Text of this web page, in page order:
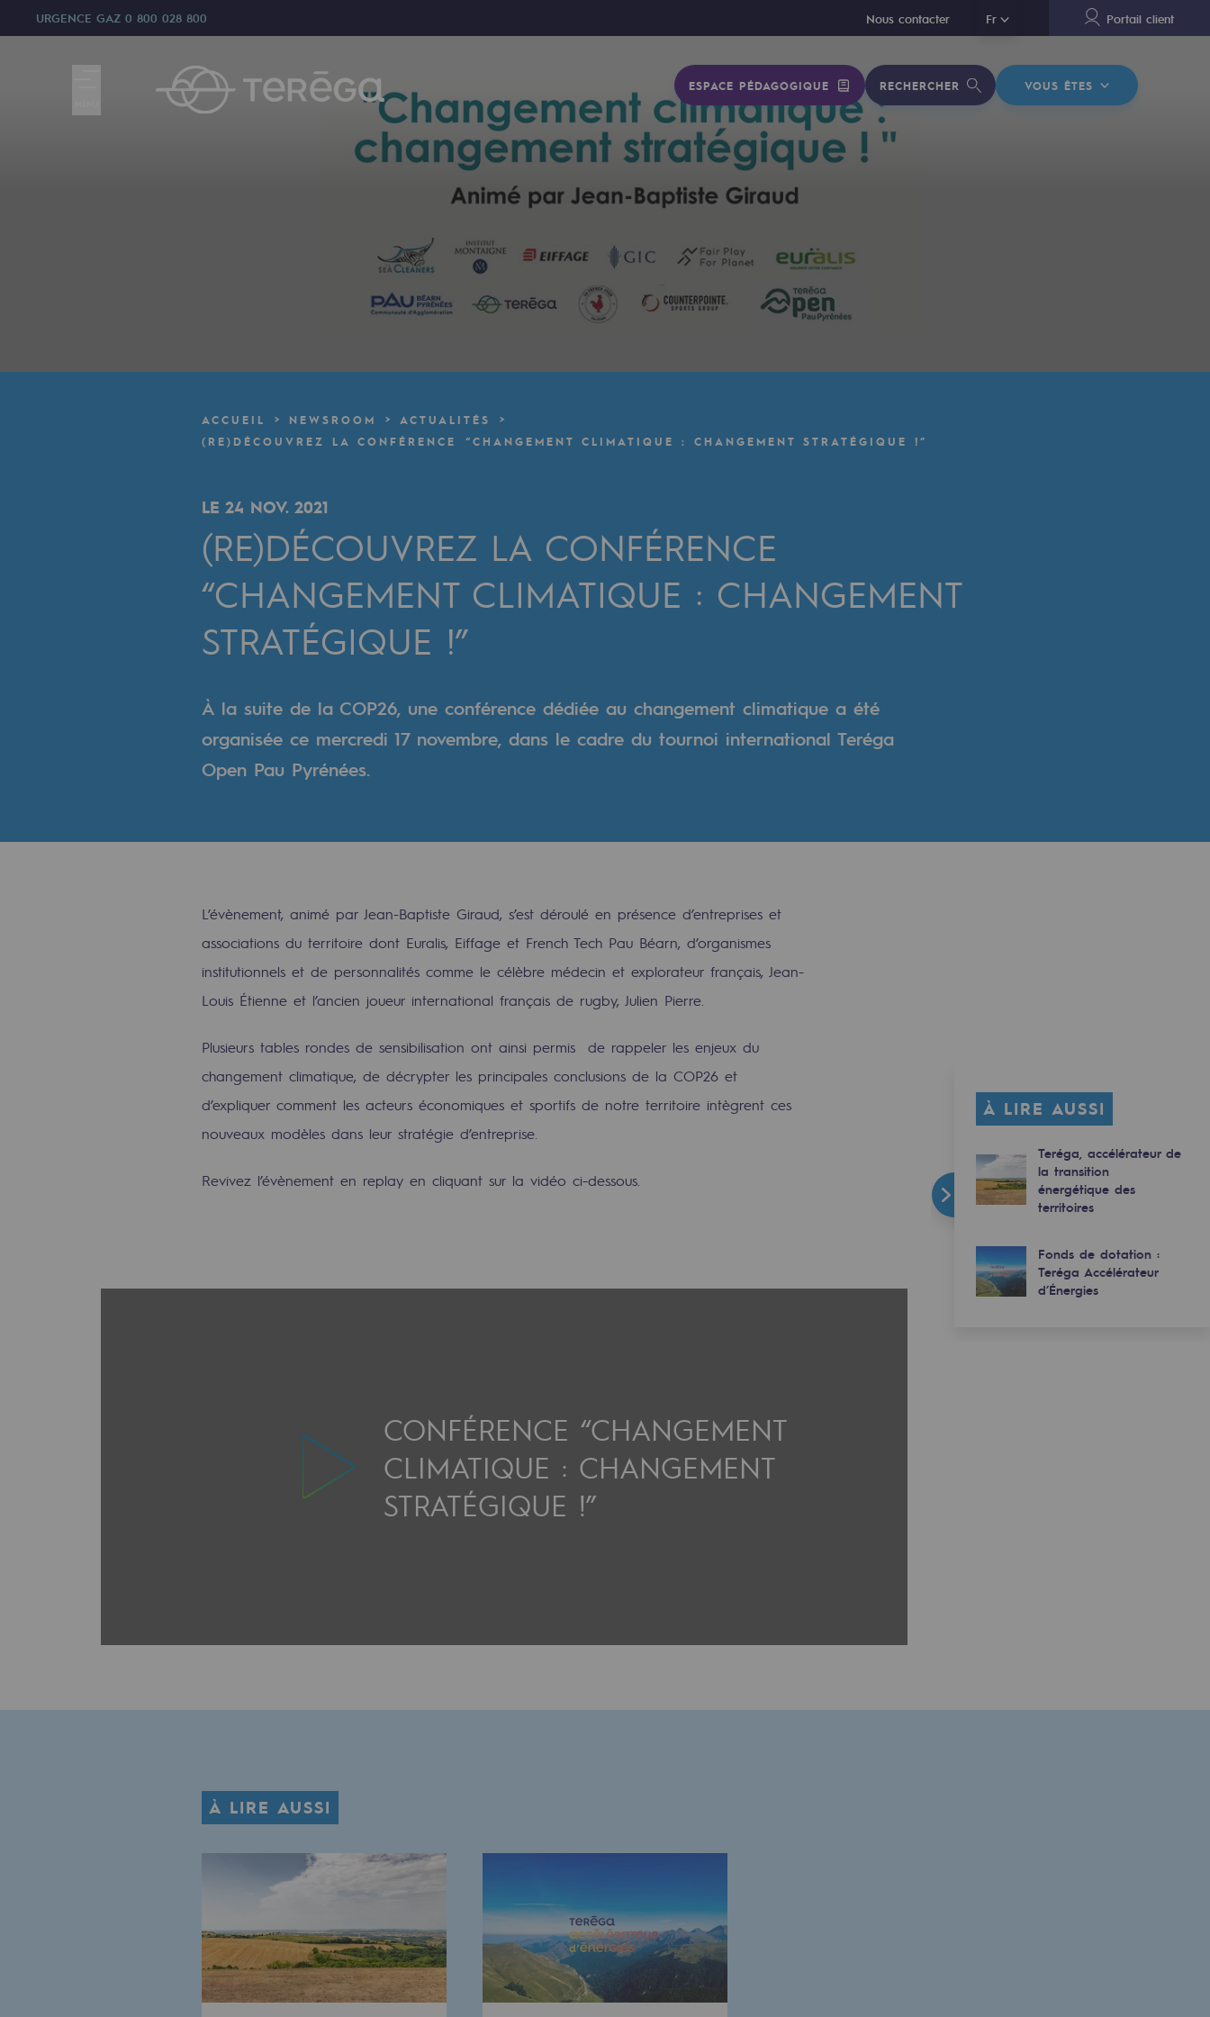
URGENCE GAZ 0 800 028 800 Nous contacter Fr
En Portail client
ESPACE PÉDAGOGIQUE RECHERCHER VOUS ÊTES
Accélérateur de la transition énergétique
Un réseau local et européen
Une organisation adaptative et ouverte
Transversalité et Collaboratif
Notre culture et nos valeurs
Notre organisation
Notre organisation
Indicateurs
Où nous trouver
Les énergies d'avenir
Les énergies d'avenir
Gaz renouvelables et procédés durables
Gaz renouvelables et procédés durables
Pyrogazéification et gazéification hydrothermale
Espace pédagogique
2050 : un monde d’énergies renouvelables et bas carbone
Le Labo
Responsabilité environnementale
Responsabilité environnementale
BE POSITIF, le programme de responsabilité environnementale
Décarbonation : une priorité
Limitation des émissions atmosphériques
ACCUEIL NEWSROOM
ACTUALITÉS
(RE)DÉCOUVREZ LA CONFÉRENCE “CHANGEMENT CLIMATIQUE : CHANGEMENT STRATÉGIQUE !”
LE 24 NOV. 2021
(RE)DÉCOUVREZ LA CONFÉRENCE
“CHANGEMENT CLIMATIQUE : CHANGEMENT
STRATÉGIQUE !”
À la suite de la COP26, une conférence dédiée au changement climatique a été
organisée ce mercredi 17 novembre, dans le cadre du tournoi international Teréga
Open Pau Pyrénées.
L’évènement, animé par Jean-Baptiste Giraud, s’est déroulé en présence d’entreprises et
associations du territoire dont Euralis, Eiffage et French Tech Pau Béarn, d’organismes
institutionnels et de personnalités comme le célèbre médecin et explorateur français, Jean-
Louis Étienne et l’ancien joueur international français de rugby, Julien Pierre.
Plusieurs tables rondes de sensibilisation ont ainsi permis de rappeler les enjeux du
changement climatique, de décrypter les principales conclusions de la COP26 et
d’expliquer comment les acteurs économiques et sportifs de notre territoire intègrent ces
nouveaux modèles dans leur stratégie d’entreprise.
Revivez l’évènement en replay en cliquant sur la vidéo ci-dessous.
CONFÉRENCE “CHANGEMENT
CLIMATIQUE : CHANGEMENT
STRATÉGIQUE !”
À LIRE AUSSI
Teréga, accélérateur de
la transition
énergétique des
territoires
Fonds de dotation :
Teréga Accélérateur
d’Énergies
À LIRE AUSSI